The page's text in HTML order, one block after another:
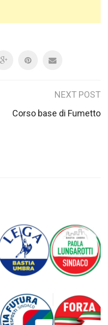
NEXT POST
Corso base di Fumetto